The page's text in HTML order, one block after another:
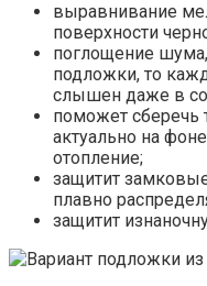
выравнивание
поверхности
поглощение
подложки, то
слышен даже в
поможет сберечь
актуально на
отопление;
защитит
плавно
защитит